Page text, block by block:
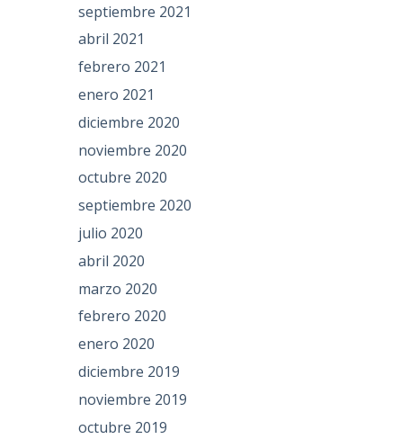
septiembre 2021
abril 2021
febrero 2021
enero 2021
diciembre 2020
noviembre 2020
octubre 2020
septiembre 2020
julio 2020
abril 2020
marzo 2020
febrero 2020
enero 2020
diciembre 2019
noviembre 2019
octubre 2019